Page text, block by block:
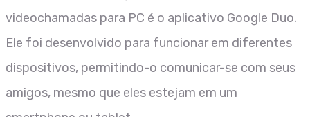
videochamadas para PC é o aplicativo Google Duo.
Ele foi desenvolvido para funcionar em diferentes
dispositivos, permitindo-o comunicar-se com seus
amigos, mesmo que eles estejam em um